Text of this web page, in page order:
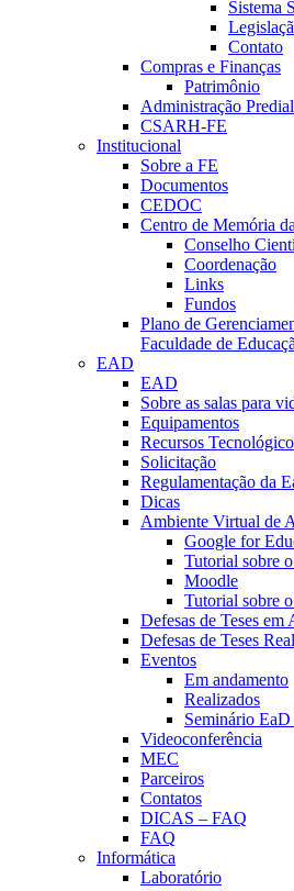
Sistema
Contato
Compras e Finanças
Patrimônio
Administração Predial
CSARH-FE
Institucional
Sobre a FE
Documentos
CEDOC
Centro de Memória
Conselho
Coordenação
Links
Fundos
Plano de
Faculdade de
EAD
EAD
Sobre as salas para
Equipamentos
Recursos
Solicitação
Regulamentação da
Dicas
Ambiente Virtual de
Google for
Tutorial sobre
Moodle
Tutorial sobre
Defesas de Teses em
Defesas de Teses
Eventos
Em andamento
Realizados
Seminário
Videoconferência
MEC
Parceiros
Contatos
DICAS – FAQ
FAQ
Informática
Laboratório